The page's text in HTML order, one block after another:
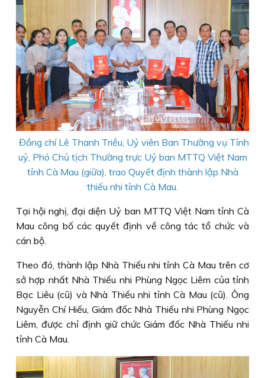
Đồng chí Lê Thanh Triều, Uỷ viên Ban Thường vụ Tỉnh
uỷ, Phó Chủ tịch Thường trực Uỷ ban MTTQ Việt Nam
tỉnh Cà Mau (giữa), trao Quyết định thành lập Nhà
thiếu nhi tỉnh Cà Mau.
Tại hội nghị, đại diện Uỷ ban MTTQ Việt Nam tỉnh Cà
Mau công bố các quyết định về công tác tổ chức và
cán bộ.
Theo đó, thành lập Nhà Thiếu nhi tỉnh Cà Mau trên cơ
sở hợp nhất Nhà Thiếu nhi Phùng Ngọc Liêm của tỉnh
Bạc Liêu (cũ) và Nhà Thiếu nhi tỉnh Cà Mau (cũ). Ông
Nguyễn Chí Hiếu, Giám đốc Nhà Thiếu nhi Phùng Ngọc
Liêm, được chỉ định giữ chức Giám đốc Nhà Thiếu nhi
tỉnh Cà Mau.